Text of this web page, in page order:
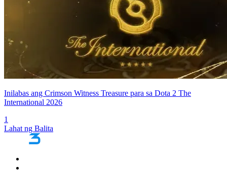
Inilabas ang Crimson Witness Treasure para sa Dota 2 The
International 2026
1
Lahat ng Balita